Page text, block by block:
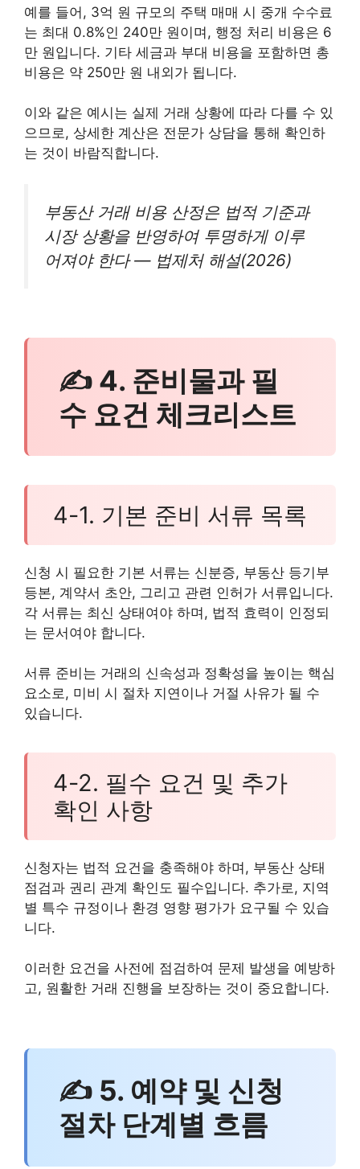
예를 들어, 3억 원 규모의 주택 매매 시 중개 수수료
는 최대 0.8%인 240만 원이며, 행정 처리 비용은 6
만 원입니다. 기타 세금과 부대 비용을 포함하면 총
비용은 약 250만 원 내외가 됩니다.
이와 같은 예시는 실제 거래 상황에 따라 다를 수 있
으므로, 상세한 계산은 전문가 상담을 통해 확인하
는 것이 바람직합니다.
부동산 거래 비용 산정은 법적 기준과
시장 상황을 반영하여 투명하게 이루
어져야 한다 — 법제처 해설(2026)
✍ 4. 준비물과 필
수 요건 체크리스트
4-1. 기본 준비 서류 목록
신청 시 필요한 기본 서류는 신분증, 부동산 등기부
등본, 계약서 초안, 그리고 관련 인허가 서류입니다.
각 서류는 최신 상태여야 하며, 법적 효력이 인정되
는 문서여야 합니다.
서류 준비는 거래의 신속성과 정확성을 높이는 핵심
요소로, 미비 시 절차 지연이나 거절 사유가 될 수
있습니다.
4-2. 필수 요건 및 추가
확인 사항
신청자는 법적 요건을 충족해야 하며, 부동산 상태
점검과 권리 관계 확인도 필수입니다. 추가로, 지역
별 특수 규정이나 환경 영향 평가가 요구될 수 있습
니다.
이러한 요건을 사전에 점검하여 문제 발생을 예방하
고, 원활한 거래 진행을 보장하는 것이 중요합니다.
✍ 5. 예약 및 신청
절차 단계별 흐름